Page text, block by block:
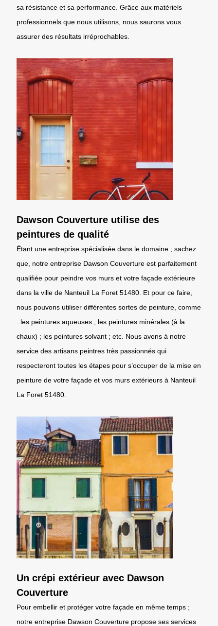
sa résistance et sa performance. Grâce aux matériels
professionnels que nous utilisons, nous saurons vous
assurer des résultats irréprochables.
Dawson Couverture utilise des
peintures de qualité
Étant une entreprise spécialisée dans le domaine ; sachez
que, notre entreprise Dawson Couverture est parfaitement
qualifiée pour peindre vos murs et votre façade extérieure
dans la ville de Nanteuil La Foret 51480. Et pour ce faire,
nous pouvons utiliser différentes sortes de peinture, comme
: les peintures aqueuses ; les peintures minérales (à la
chaux) ; les peintures solvant ; etc. Nous avons à notre
service des artisans peintres très passionnés qui
respecteront toutes les étapes pour s’occuper de la mise en
peinture de votre façade et vos murs extérieurs à Nanteuil
La Foret 51480.
Un crépi extérieur avec Dawson
Couverture
Pour embellir et protéger votre façade en même temps ;
notre entreprise Dawson Couverture propose ses services